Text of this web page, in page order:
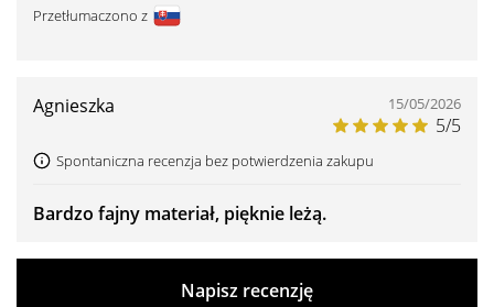
Przetłumaczono z
Agnieszka 15/05/2026
5/5
Spontaniczna recenzja bez potwierdzenia zakupu
Bardzo fajny materiał, pięknie leżą.
Napisz recenzję